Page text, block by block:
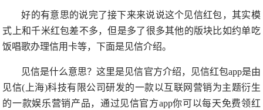
好的有意思的说完了接下来来说说这个见信红包，其实模
式上和千米红包差不多，但是多了很多其他的版块比如约单吃
饭唱歌办理信用卡等，下面是见信介绍。
见信是什么意思？这里是见信官方介绍，见信红包app是由
见信(上海)科技有限公司研发的一款以互联网营销为主题衍生
的一款娱乐营销产品，通过见信官方app你可以每天免费领红